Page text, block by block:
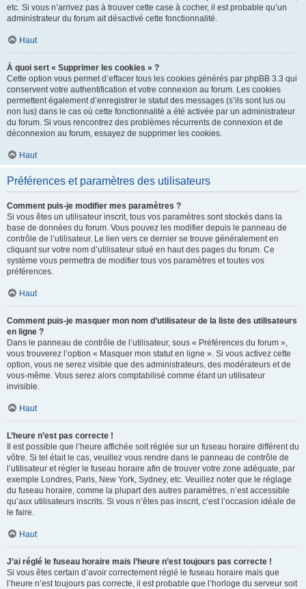
etc. Si vous n’arrivez pas à trouver cette case à cocher, il est probable qu’un
administrateur du forum ait désactivé cette fonctionnalité.
Haut
À quoi sert « Supprimer les cookies » ?
Cette option vous permet d’effacer tous les cookies générés par phpBB 3.3 qui
conservent votre authentification et votre connexion au forum. Les cookies
permettent également d’enregistrer le statut des messages (s’ils sont lus ou
non lus) dans le cas où cette fonctionnalité a été activée par un administrateur
du forum. Si vous rencontrez des problèmes récurrents de connexion et de
déconnexion au forum, essayez de supprimer les cookies.
Haut
Préférences et paramètres des utilisateurs
Comment puis-je modifier mes paramètres ?
Si vous êtes un utilisateur inscrit, tous vos paramètres sont stockés dans la
base de données du forum. Vous pouvez les modifier depuis le panneau de
contrôle de l’utilisateur. Le lien vers ce dernier se trouve généralement en
cliquant sur votre nom d’utilisateur situé en haut des pages du forum. Ce
système vous permettra de modifier tous vos paramètres et toutes vos
préférences.
Haut
Comment puis-je masquer mon nom d’utilisateur de la liste des utilisateurs
en ligne ?
Dans le panneau de contrôle de l’utilisateur, sous « Préférences du forum »,
vous trouverez l’option « Masquer mon statut en ligne ». Si vous activez cette
option, vous ne serez visible que des administrateurs, des modérateurs et de
vous-même. Vous serez alors comptabilisé comme étant un utilisateur
invisible.
Haut
L’heure n’est pas correcte !
Il est possible que l’heure affichée soit réglée sur un fuseau horaire différent du
vôtre. Si tel était le cas, veuillez vous rendre dans le panneau de contrôle de
l’utilisateur et régler le fuseau horaire afin de trouver votre zone adéquate, par
exemple Londres, Paris, New York, Sydney, etc. Veuillez noter que le réglage
du fuseau horaire, comme la plupart des autres paramètres, n’est accessible
qu’aux utilisateurs inscrits. Si vous n’êtes pas inscrit, c’est l’occasion idéale de
le faire.
Haut
J’ai réglé le fuseau horaire mais l’heure n’est toujours pas correcte !
Si vous êtes certain d’avoir correctement réglé le fuseau horaire mais que
l’heure n’est toujours pas correcte, il est probable que l’horloge du serveur soit